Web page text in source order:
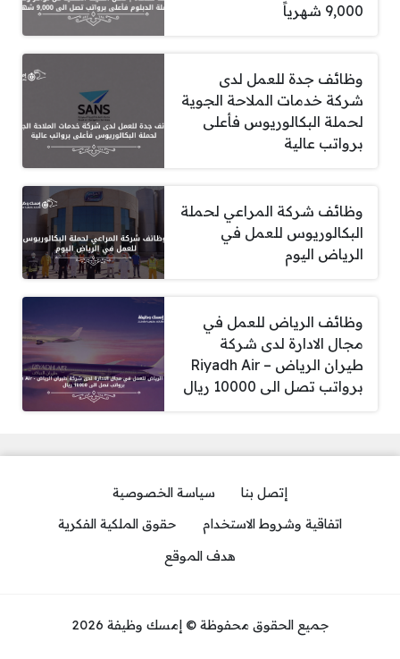
9,000 شهرياً
وظائف جدة للعمل لدى
شركة خدمات الملاحة الجوية
لحملة البكالوريوس فأعلى
برواتب عالية
وظائف شركة المراعي لحملة
البكالوريوس للعمل في
الرياض اليوم
وظائف الرياض للعمل في
مجال الادارة لدى شركة
طيران الرياض – Riyadh Air
برواتب تصل الى 10000 ريال
إتصل بنا
سياسة الخصوصية
اتفاقية وشروط الاستخدام
حقوق الملكية الفكرية
هدف الموقع
جميع الحقوق محفوظة © إمسك وظيفة 2026